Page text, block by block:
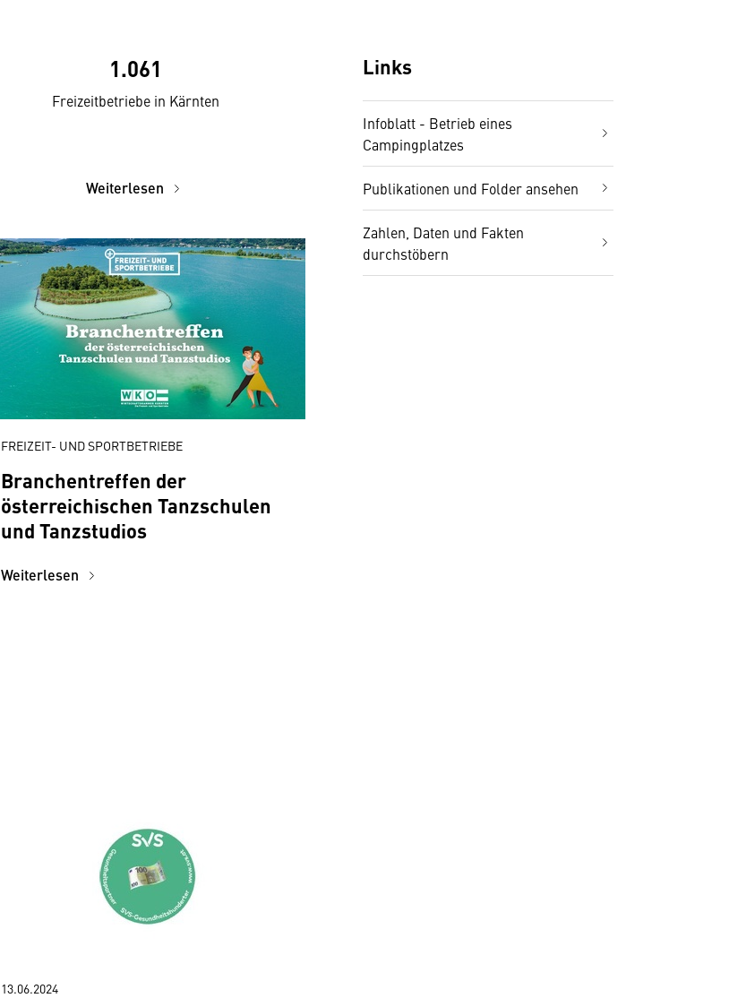
1.061
Freizeitbetriebe in Kärnten
Weiterlesen
FREIZEIT- UND SPORTBETRIEBE
Branchentreffen der
österreichischen Tanzschulen
und Tanzstudios
Weiterlesen
Links
Infoblatt - Betrieb eines
Campingplatzes
Publikationen und Folder ansehen
Zahlen, Daten und Fakten
durchstöbern
13.06.2024